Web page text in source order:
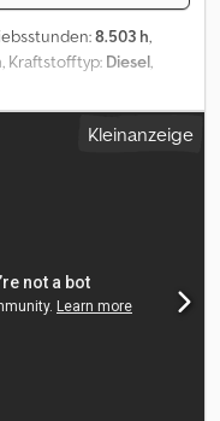
8.503 h,
, Kraftstofftyp: Diesel,
10R17 5,
, Farbe:Sonstige,
für uns jederzeit
frei an, auch
Unser Inhaber Herr
Kleinanzeige